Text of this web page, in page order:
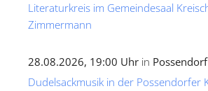
Literaturkreis im Gemeindesaal
Zimmermann
28.08.2026, 19:00 Uhr in Possendorf
Dudelsackmusik in der Possendorfer